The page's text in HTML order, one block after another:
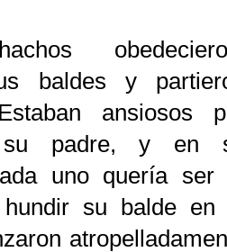
baldes y
ansiosos
padre, y en
uno quería ser
su balde en